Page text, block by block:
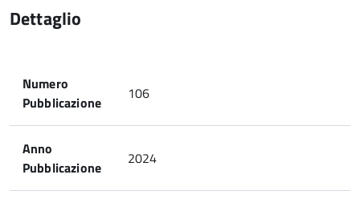
Dettaglio
Numero
Pubblicazione
106
Anno
Pubblicazione
2024